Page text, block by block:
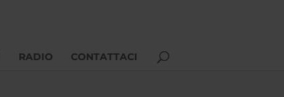
RADIO CONTATTACI